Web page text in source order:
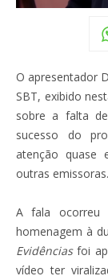
O apresentador
SBT, exibido
sobre a falta
sucesso do
atenção quase
outras emissoras.
A fala ocorreu
homenagem à
Evidênciasfoi
vídeo ter